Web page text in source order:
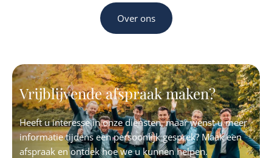
Over ons
Vrijblijvende afspraak maken?
Heeft u interesse in onze diensten, maar wenst u meer
informatie tijdens een persoonlijk gesprek? Maak een
afspraak en ontdek hoe we u kunnen helpen.